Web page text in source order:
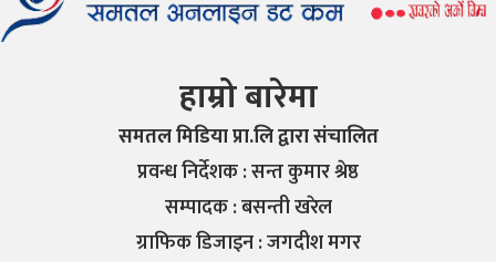
हाम्रो बारेमा
समतल मिडिया प्रा.लि द्वारा संचालित
प्रवन्ध निर्देशक : सन्त कुमार श्रेष्ठ
सम्पादक : बसन्ती खरेल
ग्राफिक डिजाइन : जगदीश मगर